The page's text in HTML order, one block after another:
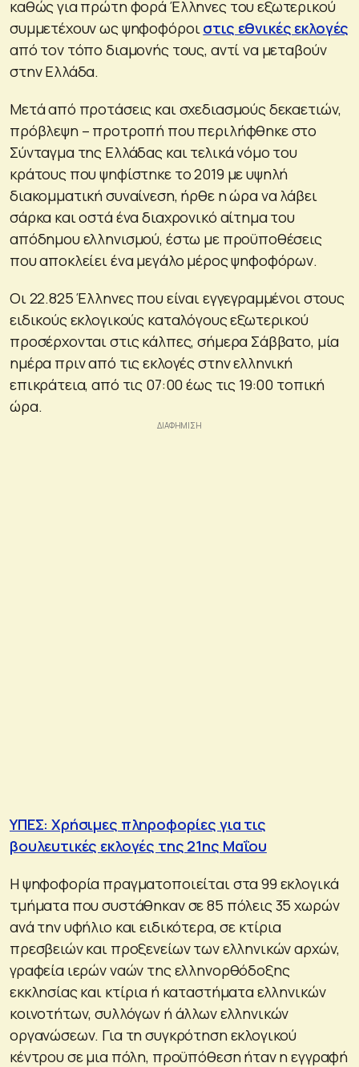
καθώς για πρώτη φορά Έλληνες του εξωτερικού
συμμετέχουν ως ψηφοφόροι στις εθνικές εκλογές
από τον τόπο διαμονής τους, αντί να μεταβούν
στην Ελλάδα.
Μετά από προτάσεις και σχεδιασμούς δεκαετιών,
πρόβλεψη – προτροπή που περιλήφθηκε στο
Σύνταγμα της Ελλάδας και τελικά νόμο του
κράτους που ψηφίστηκε το 2019 με υψηλή
διακομματική συναίνεση, ήρθε η ώρα να λάβει
σάρκα και οστά ένα διαχρονικό αίτημα του
απόδημου ελληνισμού, έστω με προϋποθέσεις
που αποκλείει ένα μεγάλο μέρος ψηφοφόρων.
Οι 22.825 Έλληνες που είναι εγγεγραμμένοι στους
ειδικούς εκλογικούς καταλόγους εξωτερικού
προσέρχονται στις κάλπες, σήμερα Σάββατο, μία
ημέρα πριν από τις εκλογές στην ελληνική
επικράτεια, από τις 07:00 έως τις 19:00 τοπική
ώρα.
ΥΠΕΣ: Χρήσιμες πληροφορίες για τις
βουλευτικές εκλογές της 21ης Μαΐου
Η ψηφοφορία πραγματοποιείται στα 99 εκλογικά
τμήματα που συστάθηκαν σε 85 πόλεις 35 χωρών
ανά την υφήλιο και ειδικότερα, σε κτίρια
πρεσβειών και προξενείων των ελληνικών αρχών,
γραφεία ιερών ναών της ελληνορθόδοξης
εκκλησίας και κτίρια ή καταστήματα ελληνικών
κοινοτήτων, συλλόγων ή άλλων ελληνικών
οργανώσεων. Για τη συγκρότηση εκλογικού
κέντρου σε μια πόλη, προϋπόθεση ήταν η εγγραφή